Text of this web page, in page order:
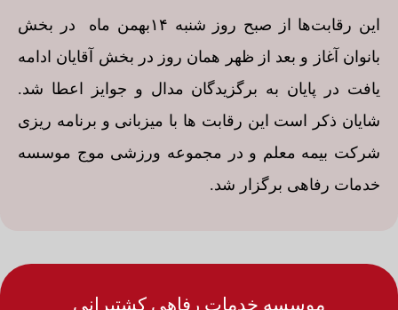
این رقابت‌ها از صبح روز شنبه ۱۴بهمن ماه در بخش
بانوان آغاز و بعد از ظهر همان روز در بخش آقایان ادامه
یافت در پایان به برگزیدگان مدال و جوایز اعطا شد.
شایان ذکر است این رقابت ها با میزبانی و برنامه ریزی
شرکت بیمه معلم و در مجموعه ورزشی موج موسسه
خدمات رفاهی برگزار شد.
موسسه خدمات رفاهی کشتیرانی